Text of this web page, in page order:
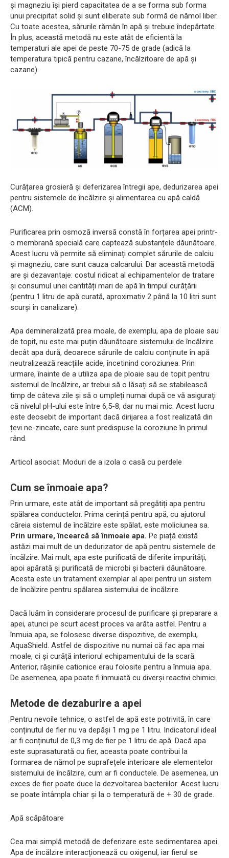
și magneziu își pierd capacitatea de a se forma sub forma
unui precipitat solid și sunt eliberate sub formă de nămol liber.
Cu toate acestea, sărurile rămân în apă și trebuie îndepărtate.
În plus, această metodă nu este atât de eficientă la
temperaturi ale apei de peste 70-75 de grade (adică la
temperatura tipică pentru cazane, încălzitoare de apă și
cazane).
Curățarea grosieră și deferizarea întregii ape, dedurizarea apei
pentru sistemele de încălzire și alimentarea cu apă caldă
(ACM).
Purificarea prin osmoză inversă constă în forțarea apei printr-
o membrană specială care captează substanțele dăunătoare.
Acest lucru vă permite să eliminați complet sărurile de calciu
și magneziu, care sunt cauza calcarului. Dar această metodă
are și dezavantaje: costul ridicat al echipamentelor de tratare
și consumul unei cantități mari de apă în timpul curățării
(pentru 1 litru de apă curată, aproximativ 2 până la 10 litri sunt
scurși în canalizare).
Apa demineralizată prea moale, de exemplu, apa de ploaie sau
de topit, nu este mai puțin dăunătoare sistemului de încălzire
decât apa dură, deoarece sărurile de calciu conținute în apă
neutralizează reacțiile acide, încetinind coroziunea. Prin
urmare, înainte de a utiliza apa de ploaie sau de topit pentru
sistemul de încălzire, ar trebui să o lăsați să se stabilească
timp de câteva zile și să o umpleți numai după ce vă asigurați
că nivelul pH-ului este între 6,5-8, dar nu mai mic. Acest lucru
este deosebit de important dacă dirijarea a fost realizată din
țevi ne-zincate, care sunt predispuse la coroziune în primul
rând.
Articol asociat: Moduri de a izola o casă cu perdele
Cum se înmoaie apa?
Prin urmare, este atât de important să pregătiți apa pentru
spălarea conductelor. Prima cerință pentru apă, cu ajutorul
căreia sistemul de încălzire este spălat, este moliciunea sa.
Prin urmare, încearcă să înmoaie apa. Pe piață există
astăzi mai mult de un dedurizator de apă pentru sistemele de
încălzire. Mai mult, apa este purificată de diferite impurități,
apoi apărată și purificată de microbi și bacterii dăunătoare.
Acesta este un tratament exemplar al apei pentru un sistem
de încălzire pentru spălarea sistemului de încălzire.
Dacă luăm în considerare procesul de purificare și preparare a
apei, atunci pe scurt acest proces va arăta astfel. Pentru a
înmuia apa, se folosesc diverse dispozitive, de exemplu,
AquaShield. Astfel de dispozitive nu numai că fac apa mai
moale, ci și curăță interiorul echipamentului de la scară.
Anterior, rășinile cationice erau folosite pentru a înmuia apa.
De asemenea, apa poate fi înmuiată cu diverși reactivi chimici.
Metode de dezaburire a apei
Pentru nevoile tehnice, o astfel de apă este potrivită, în care
conținutul de fier nu va depăși 1 mg pe 1 litru. Indicatorul ideal
ar fi conținutul de 0,3 mg de fier pe 1 litru de apă. Dacă apa
este suprasaturată cu fier, aceasta poate contribui la
formarea de nămol pe suprafețele interioare ale elementelor
sistemului de încălzire, cum ar fi conductele. De asemenea, un
exces de fier poate duce la dezvoltarea bacteriilor. Acest lucru
se poate întâmpla chiar și la o temperatură de + 30 de grade.
Apă scăpătoare
Cea mai simplă metodă de deferizare este sedimentarea apei.
Apa de încălzire interacționează cu oxigenul, iar fierul se